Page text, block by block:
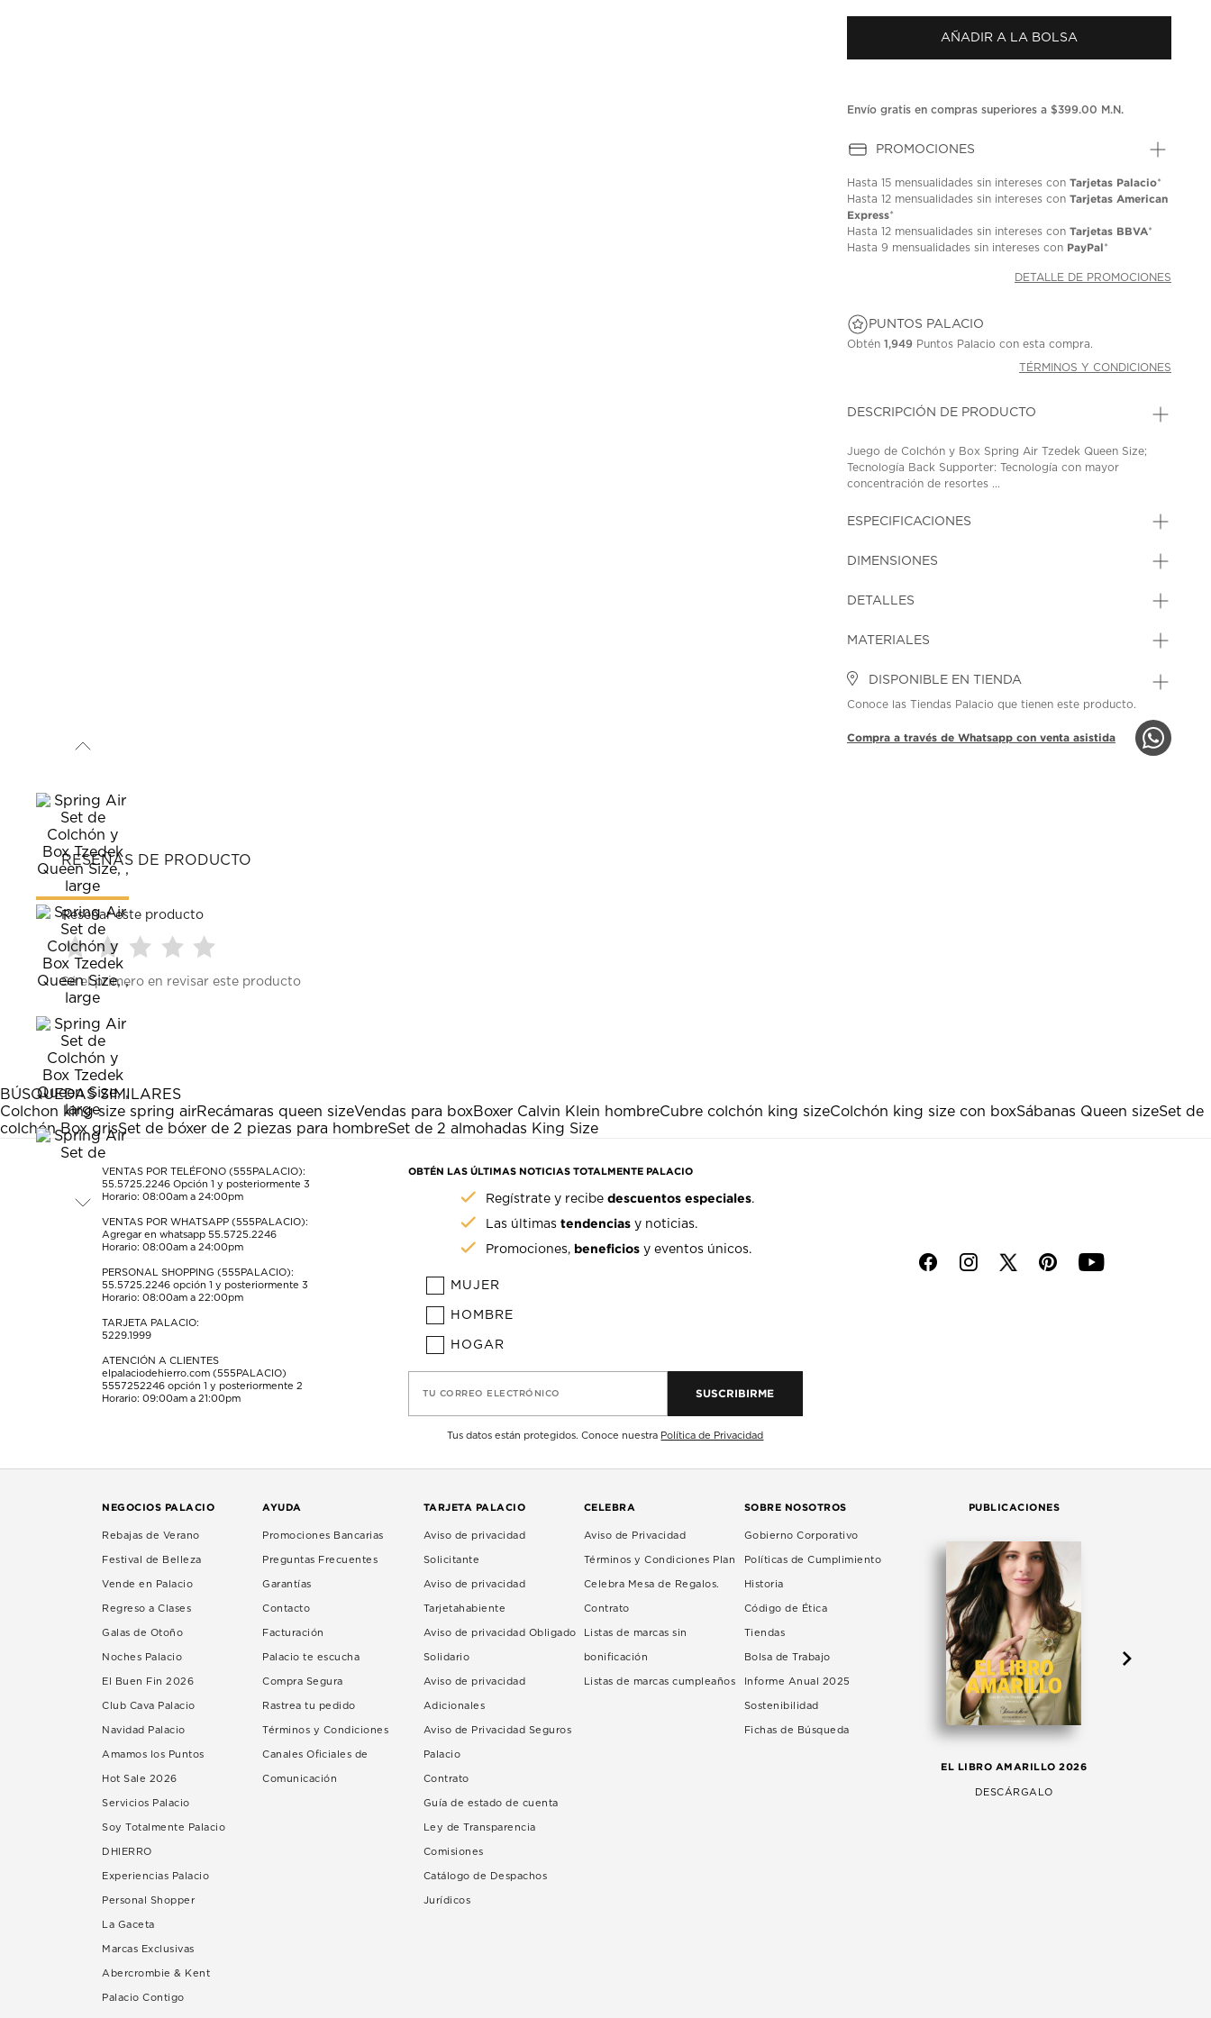
puntuación.
en
la
AÑADIR A LA BOLSA
Envío gratis en compras superiores a $399.00 M.N.
PROMOCIONES
Hasta15 mensualidades sin intereses conTarjetas Palacio*
Hasta12 mensualidades sin intereses conTarjetas American
Express*
Hasta12 mensualidades sin intereses conTarjetas BBVA*
Hasta9 mensualidades sin intereses con PayPal*
DETALLE DE PROMOCIONES
PUNTOS PALACIO
Obtén1,949 Puntos Palacio con esta compra.
TÉRMINOS Y CONDICIONES
DESCRIPCIÓN DE PRODUCTO
Juego de Colchón y Box Spring Air Tzedek Queen Size;
Tecnología Back Supporter: Tecnología con mayor
concentración de resortes ...
ESPECIFICACIONES
DIMENSIONES
DETALLES
MATERIALES
DISPONIBLE EN TIENDA
Conoce las Tiendas Palacio que tienen este producto.
Compra a través de Whatsapp con venta asistida
RESEÑAS DE PRODUCTO
Reseñar este producto
Seleccionar
para
calificar
el
artículo
con
1
estrella
Esta
acción
abrirá
el
formulario
envío.
Seleccionar
para
calificar
el
artículo
con
2
estrellas.
Esta
acción
abrirá
el
formulario
de
para
el
estrellas.
Esta
acción
abrirá
formulario
de
para
estrellas.
Esta
acción
abrirá
formulario
de
para
Esta
acción
abrirá
formulario
de
envío.
Sé el primero en revisar este producto
BÚSQUEDAS SIMILARES
Colchon king size spring airRecámaras queen sizeVendas para boxBoxer Calvin Klein hombreCubre colchón king sizeColchón king size con boxSábanas Queen sizeSet de
colchón Box grisSet de bóxer de 2 piezas para hombreSet de 2 almohadas King Size
VENTAS POR TELÉFONO (555PALACIO):
55.5725.2246 Opción 1 y posteriormente 3
Horario: 08:00am a 24:00pm
VENTAS POR WHATSAPP (555PALACIO):
Agregar en whatsapp 55.5725.2246
Horario: 08:00am a 24:00pm
PERSONAL SHOPPING (555PALACIO):
55.5725.2246 opción 1 y posteriormente 3
Horario: 08:00am a 22:00pm
TARJETA PALACIO:
5229.1999
ATENCIÓN A CLIENTES
elpalaciodehierro.com (555PALACIO)
5557252246 opción 1 y posteriormente 2
Horario: 09:00am a 21:00pm
OBTÉN LAS ÚLTIMAS NOTICIAS TOTALMENTE PALACIO
Regístrate y recibedescuentos especiales.
Las últimastendencias y noticias.
Promociones, beneficios y eventos únicos.
MUJER
HOMBRE
HOGAR
TU CORREO ELECTRÓNICO SUSCRIBIRME
Tus datos están protegidos. Conoce nuestra Política de Privacidad
f i p y
NEGOCIOS PALACIO
Rebajas de Verano
Festival de Belleza
Vende en Palacio
Regreso a Clases
Galas de Otoño
Noches Palacio
El Buen Fin 2026
Club Cava Palacio
Navidad Palacio
Amamos los Puntos
Hot Sale 2026
Servicios Palacio
Soy Totalmente Palacio
DHIERRO
Experiencias Palacio
Personal Shopper
La Gaceta
Marcas Exclusivas
Abercrombie & Kent
Palacio Contigo
AYUDA
Promociones Bancarias
Preguntas Frecuentes
Garantías
Contacto
Facturación
Palacio te escucha
Compra Segura
Rastrea tu pedido
Términos y Condiciones
Canales Oficiales de
Comunicación
TARJETA PALACIO
Aviso de privacidad
Solicitante
Aviso de privacidad
Tarjetahabiente
Aviso de privacidad Obligado
Solidario
Aviso de privacidad
Adicionales
Aviso de Privacidad Seguros
Palacio
Contrato
Guía de estado de cuenta
Ley de Transparencia
Comisiones
Catálogo de Despachos
Jurídicos
CELEBRA
Aviso de Privacidad
Términos y Condiciones Plan
Celebra Mesa de Regalos.
Contrato
Listas de marcas sin
bonificación
Listas de marcas cumpleaños
SOBRE NOSOTROS
Gobierno Corporativo
Políticas de Cumplimiento
Historia
Código de Ética
Tiendas
Bolsa de Trabajo
Informe Anual 2025
Sostenibilidad
Fichas de Búsqueda
PUBLICACIONES
EL LIBRO AMARILLO 2026
DESCÁRGALO